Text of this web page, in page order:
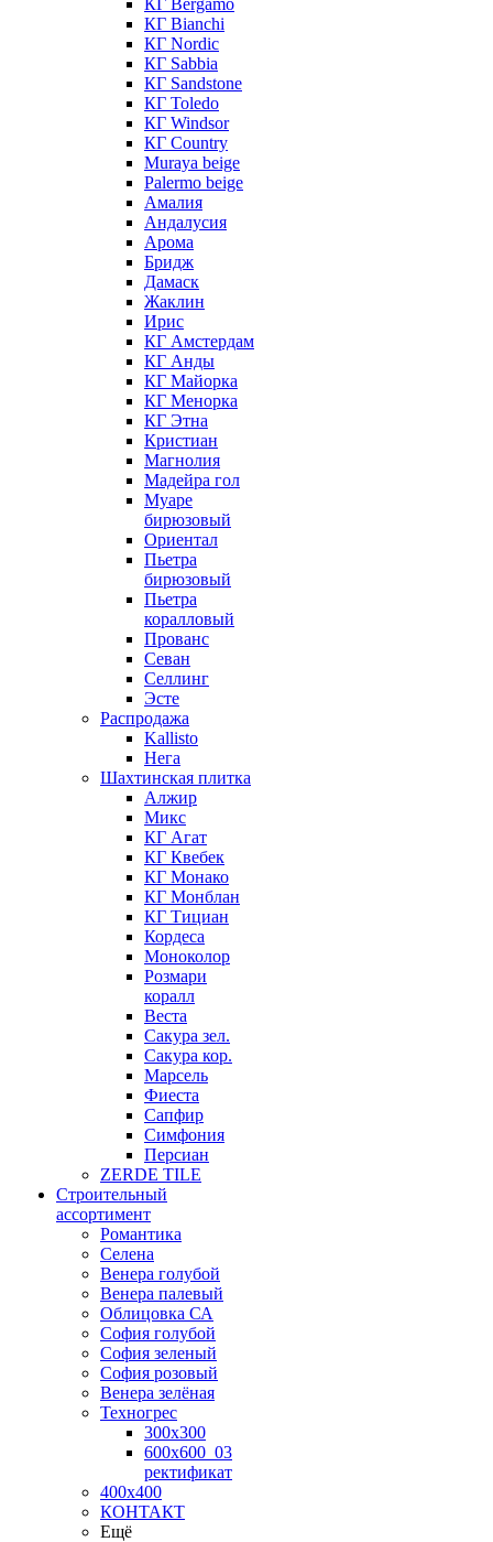
КГ Bergamo
КГ Bianchi
КГ Nordic
КГ Sabbia
КГ Sandstone
КГ Toledo
КГ Windsor
КГ Сountry
Muraya beige
Palermo beige
Амалия
Андалусия
Арома
Бридж
Дамаск
Жаклин
Ирис
КГ Амстердам
КГ Анды
КГ Майорка
КГ Менорка
КГ Этна
Кристиан
Магнолия
Мадейра гол
Муаре
бирюзовый
Ориентал
Пьетра
бирюзовый
Пьетра
коралловый
Прованс
Севан
Селлинг
Эсте
Распродажа
Kallisto
Нега
Шахтинская плитка
Алжир
Микс
КГ Агат
КГ Квебек
КГ Монако
КГ Монблан
КГ Тициан
Кордеса
Моноколор
Розмари
коралл
Веста
Сакура зел.
Сакура кор.
Марсель
Фиеста
Сапфир
Симфония
Персиан
ZERDE TILE
Строительный
ассортимент
Романтика
Селена
Венера голубой
Венера палевый
Облицовка СА
София голубой
София зеленый
София розовый
Венера зелёная
Техногрес
300х300
600х600_03
ректификат
400х400
КОНТАКТ
Ещё